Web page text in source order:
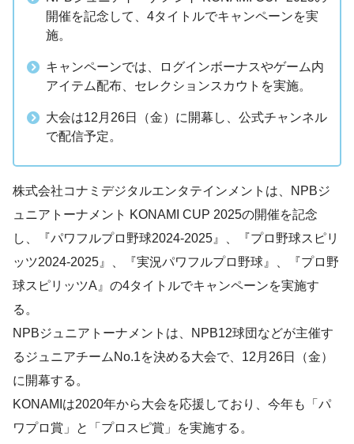
開催を記念して、4タイトルでキャンペーンを実
施。
キャンペーンでは、ログインボーナスやゲーム内
アイテム配布、セレクションスカウトを実施。
大会は12月26日（金）に開幕し、公式チャンネル
で配信予定。
株式会社コナミデジタルエンタテインメントは、NPBジ
ュニアトーナメント KONAMI CUP 2025の開催を記念
し、『パワフルプロ野球2024-2025』、『プロ野球スピリ
ッツ2024-2025』、『実況パワフルプロ野球』、『プロ野
球スピリッツA』の4タイトルでキャンペーンを実施す
る。
NPBジュニアトーナメントは、NPB12球団などが主催す
るジュニアチームNo.1を決める大会で、12月26日（金）
に開幕する。
KONAMIは2020年から大会を応援しており、今年も「パ
ワプロ賞」と「プロスピ賞」を実施する。